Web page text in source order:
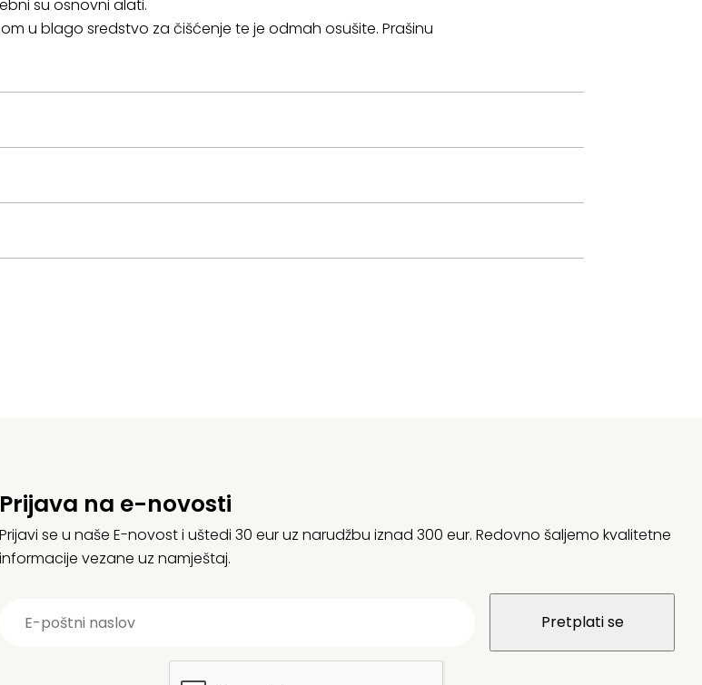
su osnovni alati.
u blago sredstvo za čišćenje te je odmah osušite. Prašinu
Prijava na e-novosti
Prijavi se u naše E-novost i uštedi 30 eur uz narudžbu iznad 300 eur. Redovno šaljemo kvalitetne
informacije vezane uz namještaj.